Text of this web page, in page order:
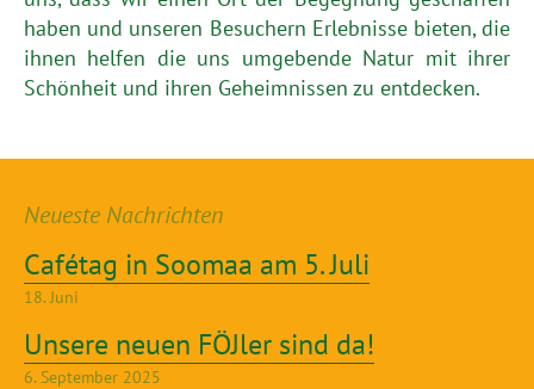
haben und unseren Besuchern Erlebnisse bieten, die
ihnen helfen die uns umgebende Natur mit ihrer
Schönheit und ihren Geheimnissen zu entdecken.
Neueste Nachrichten
Cafétag in Soomaa am 5. Juli
18. Juni
Unsere neuen FÖJler sind da!
6. September 2025